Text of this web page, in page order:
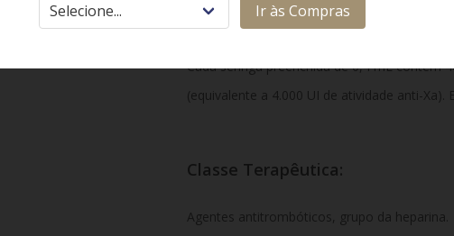
Composição:
Cada seringa preenchida de 0,4 mL contém
(equivalente a 4. 000 UI de atividade anti-Xa).
Classe Terapêutica:
Agentes antitrombóticos, grupo da heparina.
Ir às Compras